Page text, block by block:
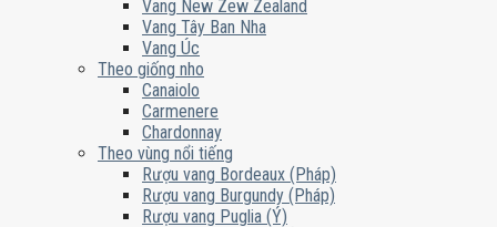
Vang New Zew Zealand
Vang Tây Ban Nha
Vang Úc
Theo giống nho
Canaiolo
Carmenere
Chardonnay
Theo vùng nổi tiếng
Rượu vang Bordeaux (Pháp)
Rượu vang Burgundy (Pháp)
Rượu vang Puglia (Ý)